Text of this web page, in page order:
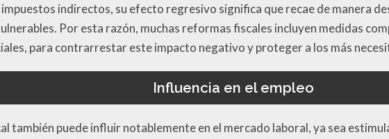
impuestos indirectos, su efecto regresivo significa que recae de manera
Por esta razón, muchas reformas fiscales incluyen medidas
para contrarrestar este impacto negativo y proteger a los más
Influencia en el empleo
también puede influir notablemente en el mercado laboral, ya sea